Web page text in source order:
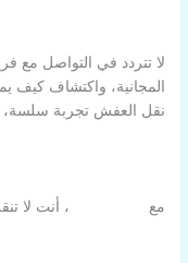
لا تتردد في التواصل مع
المجانية، واكتشاف كيف
نقل العفش تجربة سلسة،
مع ، أنت لا